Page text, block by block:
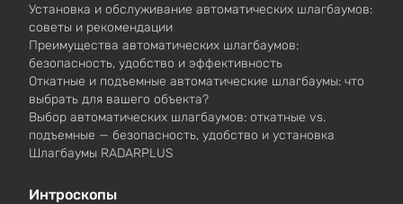
Установка и обслуживание автоматических шлагбаумов:
советы и рекомендации
Преимущества автоматических шлагбаумов:
безопасность, удобство и эффективность
Откатные и подъемные автоматические шлагбаумы: что
выбрать для вашего объекта?
Выбор автоматических шлагбаумов: откатные vs.
подъемные — безопасность, удобство и установка
Шлагбаумы RADARPLUS
Интроскопы